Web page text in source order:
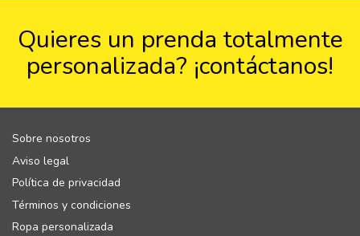
Quieres un prenda totalmente
personalizada? ¡contáctanos!
Sobre nosotros
Aviso legal
Política de privacidad
Términos y condiciones
Ropa personalizada